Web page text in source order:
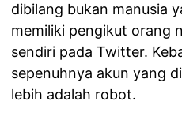
dibilang bukan manusia
memiliki pengikut orang
sendiri pada Twitter.
sepenuhnya akun yang
lebih adalah robot.